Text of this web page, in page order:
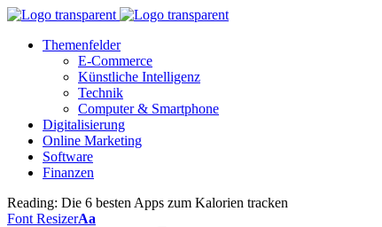
Themenfelder
E-Commerce
Künstliche Intelligenz
Technik
Computer & Smartphone
Digitalisierung
Online Marketing
Software
Finanzen
Reading: Die 6 besten Apps zum Kalorien tracken
Font ResizerAa